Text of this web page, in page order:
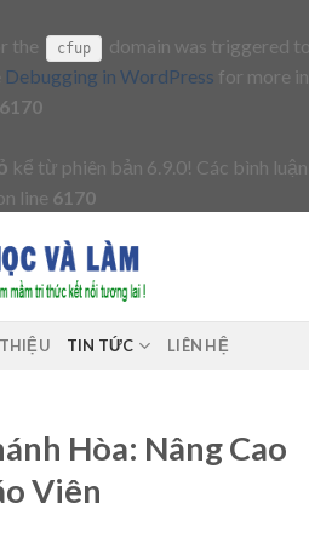
the cfup
domain was triggered
Debugging in WordPress for more
6170
kể từ phiên bản 6.9.0! Các bình
line 6170
TIN TỨC LIÊN HỆ
Hòa: Nâng Cao
Viên